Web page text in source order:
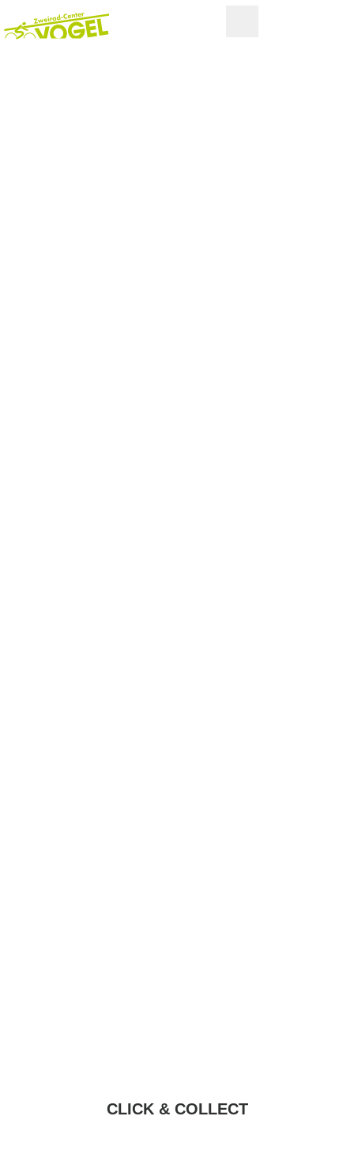
CLICK & COLLECT